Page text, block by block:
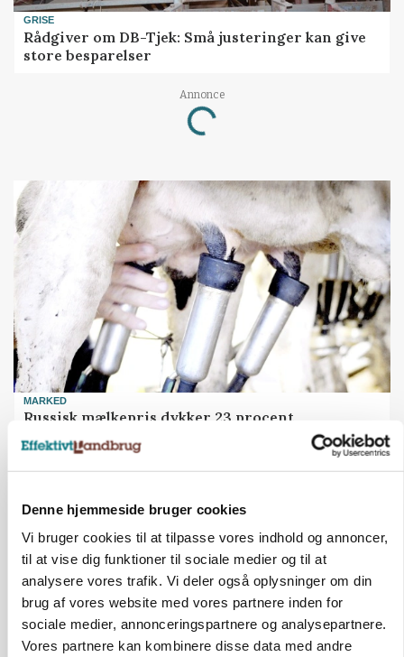
Denne hjemmeside bruger cookies
Vi bruger cookies til at tilpasse vores indhold og annoncer,
til at vise dig funktioner til sociale medier og til at
analysere vores trafik. Vi deler også oplysninger om din
brug af vores website med vores partnere inden for
sociale medier, annonceringspartnere og analysepartnere.
Vores partnere kan kombinere disse data med andre
GRISE
Rådgiver om DB-Tjek: Små justeringer kan give
store besparelser
Annonce
Loading...
MARKED
Russisk mælkepris dykker 23 procent